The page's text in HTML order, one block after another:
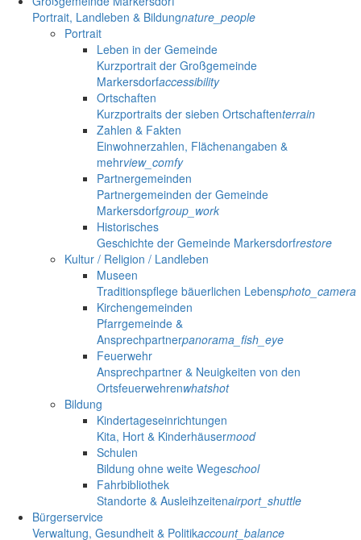
Portrait, Landleben & Bildungnature_people
Portrait
Leben in der Gemeinde
Kurzportrait der Großgemeinde
Markersdorfaccessibility
Ortschaften
Kurzportraits der sieben Ortschaftenterrain
Zahlen & Fakten
Einwohnerzahlen, Flächenangaben &
mehrview_comfy
Partnergemeinden
Partnergemeinden der Gemeinde
Markersdorfgroup_work
Historisches
Geschichte der Gemeinde Markersdorfrestore
Kultur / Religion / Landleben
Museen
Traditionspflege bäuerlichen Lebensphoto_camera
Kirchengemeinden
Pfarrgemeinde &
Ansprechpartnerpanorama_fish_eye
Feuerwehr
Ansprechpartner & Neuigkeiten von den
Ortsfeuerwehrenwhatshot
Bildung
Kindertageseinrichtungen
Kita, Hort & Kinderhäusermood
Schulen
Bildung ohne weite Wegeschool
Fahrbibliothek
Standorte & Ausleihzeitenairport_shuttle
Bürgerservice
Verwaltung, Gesundheit & Politikaccount_balance